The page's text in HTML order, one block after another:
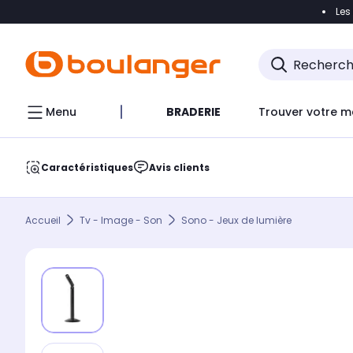
Accéder
Menu BRADERIE Trouver votre
Caractéristiques Avis clients
Accueil Tv - Image - Son Sono - Jeux de lumière